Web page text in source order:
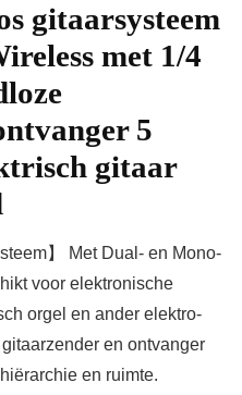
gitaarsysteem
met 1/4
5
gitaar
】 Met Dual- en Mono-
voor elektronische
orgel en ander elektro-
en ontvanger
en ruimte.